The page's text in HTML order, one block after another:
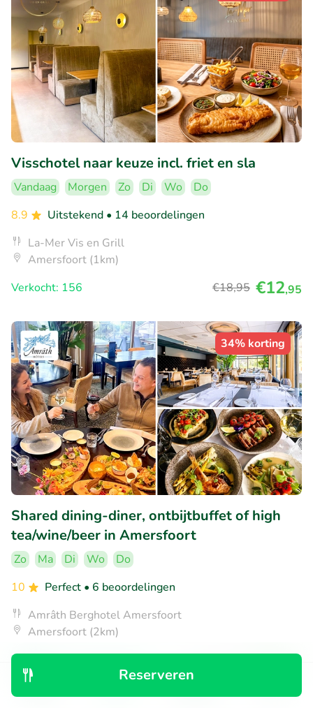
Reserveren
Visschotel naar keuze incl. friet en sla
Vandaag Morgen Zo Di Wo
Do
8.9
Uitstekend • 14 beoordelingen
La-Mer Vis en Grill
Amersfoort (1km)
Verkocht: 156
€18,95 €12,95
34% korting
Shared dining-diner, ontbijtbuffet of high
tea/wine/beer in Amersfoort
Zo Ma Di Wo
Do
10
Perfect • 6 beoordelingen
Amrâth Berghotel Amersfoort
Amersfoort (2km)
Verkocht: 110
€17 ,25